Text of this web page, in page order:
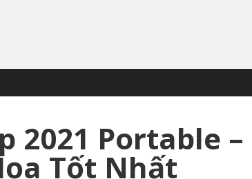
2021 Portable –
Tốt Nhất